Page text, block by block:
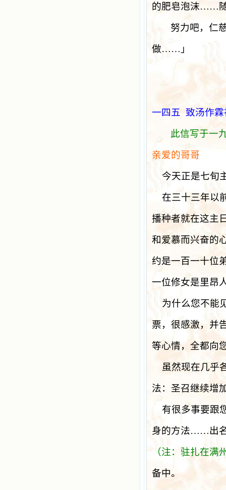
的肥皂泡沫……
努力吧，仁
做……」
一四五
致汤作
此信写于一
亲爱的哥哥
今天正是七旬
在三十三年以
播种者就在这主
和爱慕而兴奋的
约是一百一十位
一位修女是里昂
为什么您不能
票，很感激，并
等心情，全都向
虽然现在几乎
法：圣召继续增
有很多事要跟
身的方法……出名
（注：驻扎在
备中。